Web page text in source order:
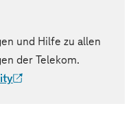
und Hilfe zu allen
der Telekom.
in einem neuen Tab